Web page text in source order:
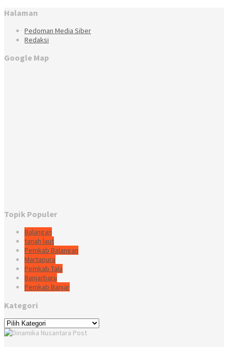
Halaman
Pedoman Media Siber
Redaksi
Google Map
Topik Populer
Balangan
tanah laut
Pemkab Balangan
Martapura
Pemkab Tala
Banjarbaru
Pemkab Banjar
Kategori
Kategori